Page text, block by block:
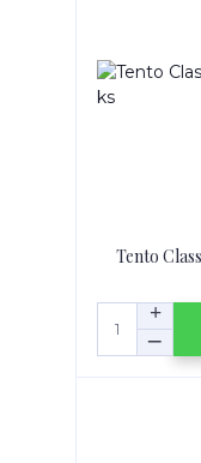
Tento